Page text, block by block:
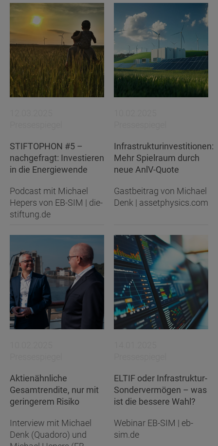
STIFTOPHON #5 –
nachgefragt: Investieren
in die Energiewende
Podcast mit Michael
Hepers von EB-SIM | die-
stiftung.de
Infrastrukturinvestitionen:
Mehr Spielraum durch
neue AnlV-Quote
Gastbeitrag von Michael
Denk | assetphysics.com
Aktienähnliche
Gesamtrendite, nur mit
geringerem Risiko
Interview mit Michael
Denk (Quadoro) und
ELTIF oder Infrastruktur-
Sondervermögen – was
ist die bessere Wahl?
Webinar EB-SIM | eb-
sim.de